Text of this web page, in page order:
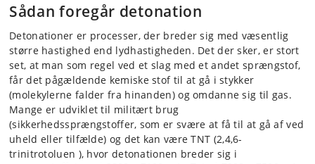
Sådan foregår detonation
Detonationer er processer, der breder sig med væsentlig
større hastighed end lydhastigheden. Det der sker, er stort
set, at man som regel ved et slag med et andet sprængstof,
får det pågældende kemiske stof til at gå i stykker
(molekylerne falder fra hinanden) og omdanne sig til gas.
Mange er udviklet til militært brug
(sikkerhedssprængstoffer, som er svære at få til at gå af ved
uheld eller tilfælde) og det kan være TNT (2,4,6-
trinitrotoluen ), hvor detonationen breder sig i